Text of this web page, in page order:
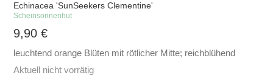
Echinacea 'SunSeekers Clementine'
Scheinsonnenhut
9,90€
leuchtend orange Blüten mit rötlicher Mitte; reichblühend
Aktuell nicht vorrätig